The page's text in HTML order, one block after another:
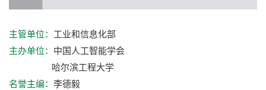
主管单位： 工业和信息化部
主办单位： 中国人工智能学会
哈尔滨工程大学
名誉主编： 李德毅